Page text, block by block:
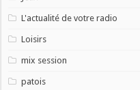
L'actualité de votre radio
Loisirs
mix session
patois